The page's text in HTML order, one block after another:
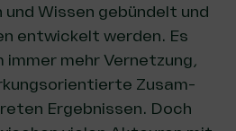
und Wis­sen gebün­delt und
ent­wi­ckelt wer­den. Es
mehr Ver­net­zung,
Zusam­
Ergeb­nis­sen. Doch